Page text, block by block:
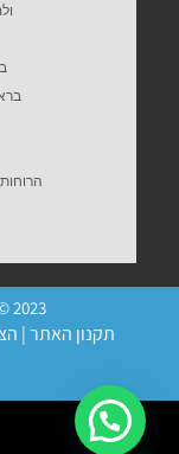
2023 © אלעד דויטש מוסיקה | האתר פועל ברשיון
תקנון האתר|